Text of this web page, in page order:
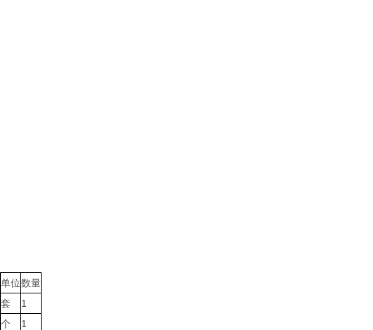
单位数量
套
1
个
1